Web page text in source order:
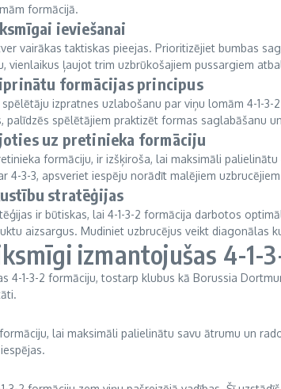
formācijā.
ieviešanai
vairākas taktiskas pieejas. Prioritizējiet bumbas
vienlaikus ļaujot trim uzbrūkošajiem pussargiem
formācijas principus
izpratnes uzlabošanu par viņu lomām 4-1-
palīdzēs spēlētājiem praktizēt formas saglabāšanu
uz pretinieka formāciju
formāciju, ir izšķiroša, lai maksimāli
4-3-3, apsveriet iespēju norādīt malējiem
stratēģijas
ir būtiskas, lai 4-1-3-2 formācija darbotos
aizsargus. Mudiniet uzbrucējus veikt diagonālas
izmantojušas 4-1-
4-1-3-2 formāciju, tostarp klubus kā Borussia
lai maksimāli palielinātu savu ātrumu un